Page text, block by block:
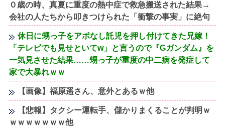
０歳の時、真夏に重度の熱中症で救急搬送された結果→
会社の人たちから叩きつけられた「衝撃の事実」に絶句
休日に甥っ子をアポなし託児を押し付けてきた兄嫁！
「テレビでも見せといてw」と言うので『Gガンダム』を
一気見させた結果……甥っ子が重度の中二病を発症して
家で大暴れｗｗ
【画像】福原遥さん、意外とあるｗ他
【悲報】タクシー運転手、儲かりまくることが判明ｗ
ｗｗｗｗｗｗｗ他